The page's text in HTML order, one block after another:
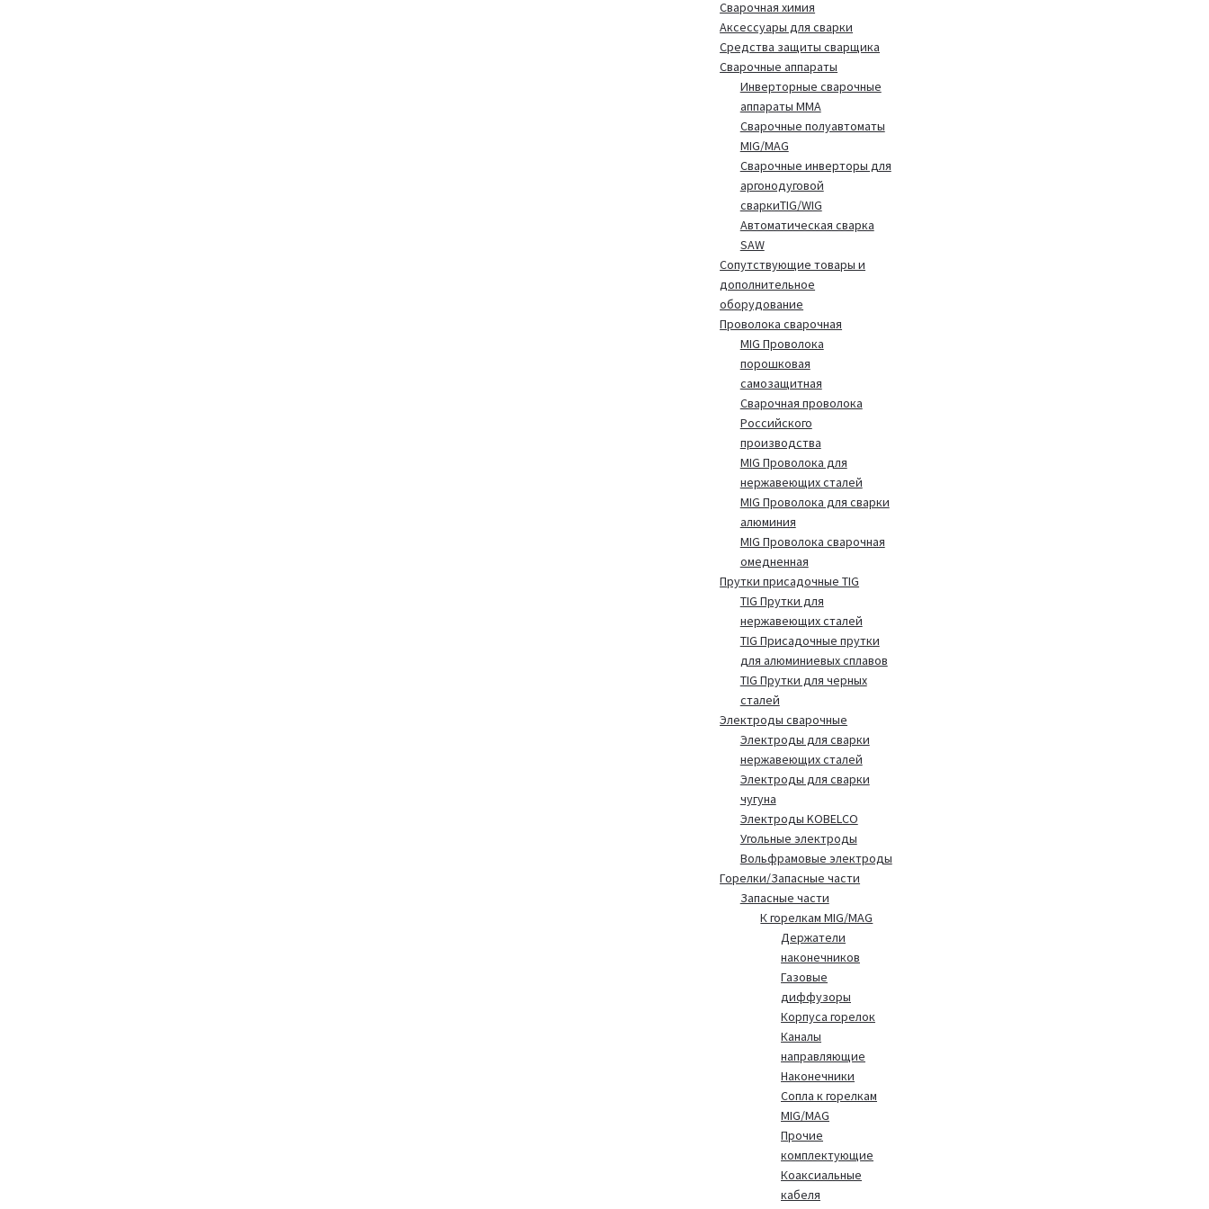
Сварочная химия
Аксессуары для сварки
Средства защиты сварщика
Сварочные аппараты
Инверторные сварочные
аппараты MMA
Сварочные полуавтоматы
MIG/MAG
Сварочные инверторы для
аргонодуговой
сваркиTIG/WIG
Автоматическая сварка
SAW
Сопутствующие товары и
дополнительное
оборудование
Проволока сварочная
MIG Проволока
порошковая
самозащитная
Сварочная проволока
Российского
производства
MIG Проволока для
нержавеющих сталей
MIG Проволока для сварки
алюминия
MIG Проволока сварочная
омедненная
Прутки присадочные TIG
TIG Прутки для
нержавеющих сталей
TIG Присадочные прутки
для алюминиевых сплавов
TIG Прутки для черных
сталей
Электроды сварочные
Электроды для сварки
нержавеющих сталей
Электроды для сварки
чугуна
Электроды KOBELCO
Угольные электроды
Вольфрамовые электроды
Горелки/Запасные части
Запасные части
К горелкам MIG/MAG
Держатели
наконечников
Газовые
диффузоры
Корпуса горелок
Каналы
направляющие
Наконечники
Сопла к горелкам
MIG/MAG
Прочие
комплектующие
Коаксиальные
кабеля